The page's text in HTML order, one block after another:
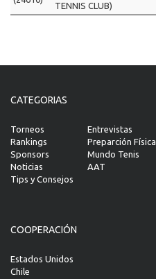
TENNIS CLUB)
CATEGORIAS
Torneos
Rankings
Sponsors
Noticias
Tips y Consejos
Entrevistas
Preparción Física
Mundo Tenis
AAT
COOPERACIÓN
Estados Unidos
Chile